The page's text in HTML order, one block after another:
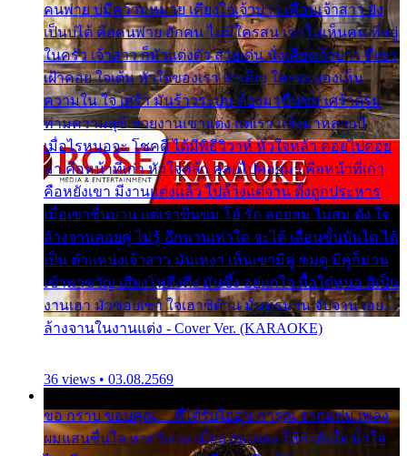
คนพ่าย บ่มีความหมาย เคียงใจเจ้าบ่าว เพื่อนเจ้าสาว ยัง
เป็นบ่ได้ คือคนพ่าย ฮักคน ไม่มีใครสน เขาไม่เห็นคน ที่อยู่
ในครัว เจ้าสาว ก็มัวแต่งตัว สวยเด่น นั่งเคียงเจ้าบ่าว ที่เขา
เฝ้าคอย ใจเต้น หัวใจของเรา ลำเค็ญ ใครจะมองเห็น
ความใน ใจ เศร้า มันร้าวระบม ต้องมาขื่นขม เศร้าตรม
ท่ามความสุขี ช่วยงานเขาแต่ง แต่เรา แล้งมาหลายปี
เมื่อไรหนอจะ โชคดี ได้มีพิธีวิวาห์ หัวใจหล้า คอยไปคอย
มา คือหน้าที่เก่า หัวใจหล้า คอยไปคอยมา คือหน้าที่เก่า
คือหยังเขา มีงานแต่งแล้ว ไปล้างแต่จาน ดั่งถูกประหาร
เมื่อเขาชื่นบาน แต่เราขื่นขม โอ้ รัก ลอยลม ไม่สม ดัง ใจ
ล้างจานคอยคู่ ไม่รู้ อีกนานเท่าใด จะได้ เลื่อนขั้นบันได ได้
เป็น ตำแหน่งเจ้าสาว มันเหงา เห็นเขามีคู่ ซมดู มีคู่ก็ม่วน
เข้าพาขวัญ เสียงโห่ตึงตึง มันซึ้ง อยู่แก่ใจ มื้อใด๋หนอ สิเป็น
งานเฮา มัวซอยเขา ใจเฮาซิด้าน มันทรมาน จับจาน เอย…
ล้างจานในงานแต่ง - Cover Ver. (KARAOKE)
36 views • 03.08.2569
ขอ กราบ ขอบคุณ.... ที่ได้รับไออุ่น การุณ จากแฟน เพลง
ผมแสนชื่นใจ หายวังเวง เมื่อแฟนเพลง ให้กำลังใจ น้ำใจ